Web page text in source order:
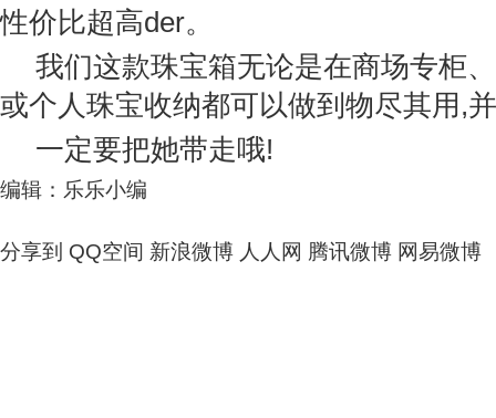
性价比超高der。
我们这款珠宝箱无论是在商场专柜
或个人珠宝收纳都可以做到物尽其用,
一定要把她带走哦!
编辑：乐乐小编
分享到 QQ空间 新浪微博 人人网 腾讯微博 网易微博